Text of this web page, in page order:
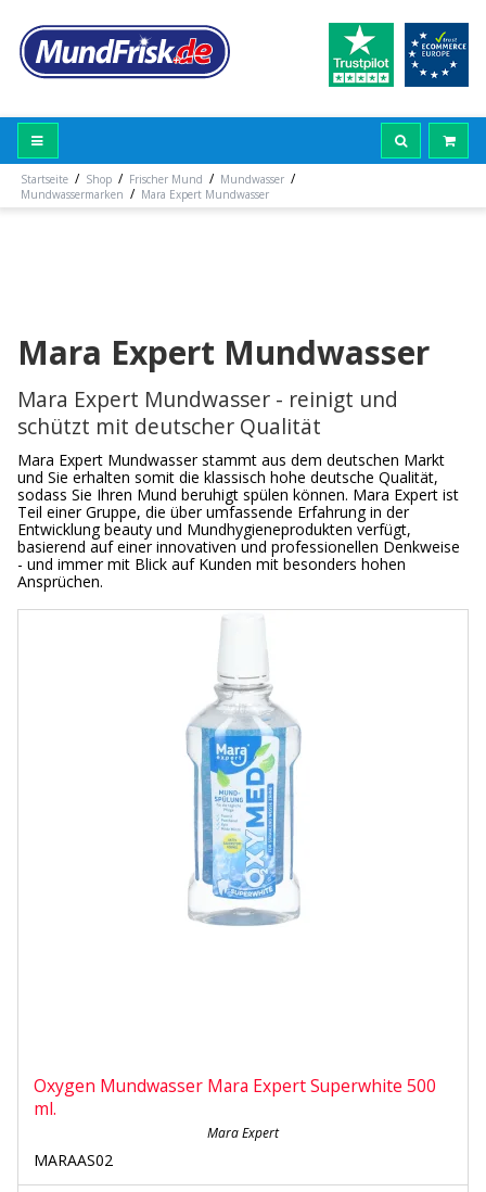
Startseite / Shop / Frischer Mund / Mundwasser /
Mundwassermarken / Mara Expert Mundwasser
Mara Expert Mundwasser
Mara Expert Mundwasser - reinigt und
schützt mit deutscher Qualität
Mara Expert Mundwasser stammt aus dem deutschen Markt
und Sie erhalten somit die klassisch hohe deutsche Qualität,
sodass Sie Ihren Mund beruhigt spülen können. Mara Expert ist
Teil einer Gruppe, die über umfassende Erfahrung in der
Entwicklung beauty und Mundhygieneprodukten verfügt,
basierend auf einer innovativen und professionellen Denkweise
- und immer mit Blick auf Kunden mit besonders hohen
Ansprüchen.
Oxygen Mundwasser Mara Expert Superwhite 500
ml.
Mara Expert
MARAAS02